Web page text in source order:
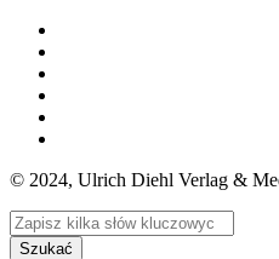
© 2024, Ulrich Diehl Verlag &
Szukać